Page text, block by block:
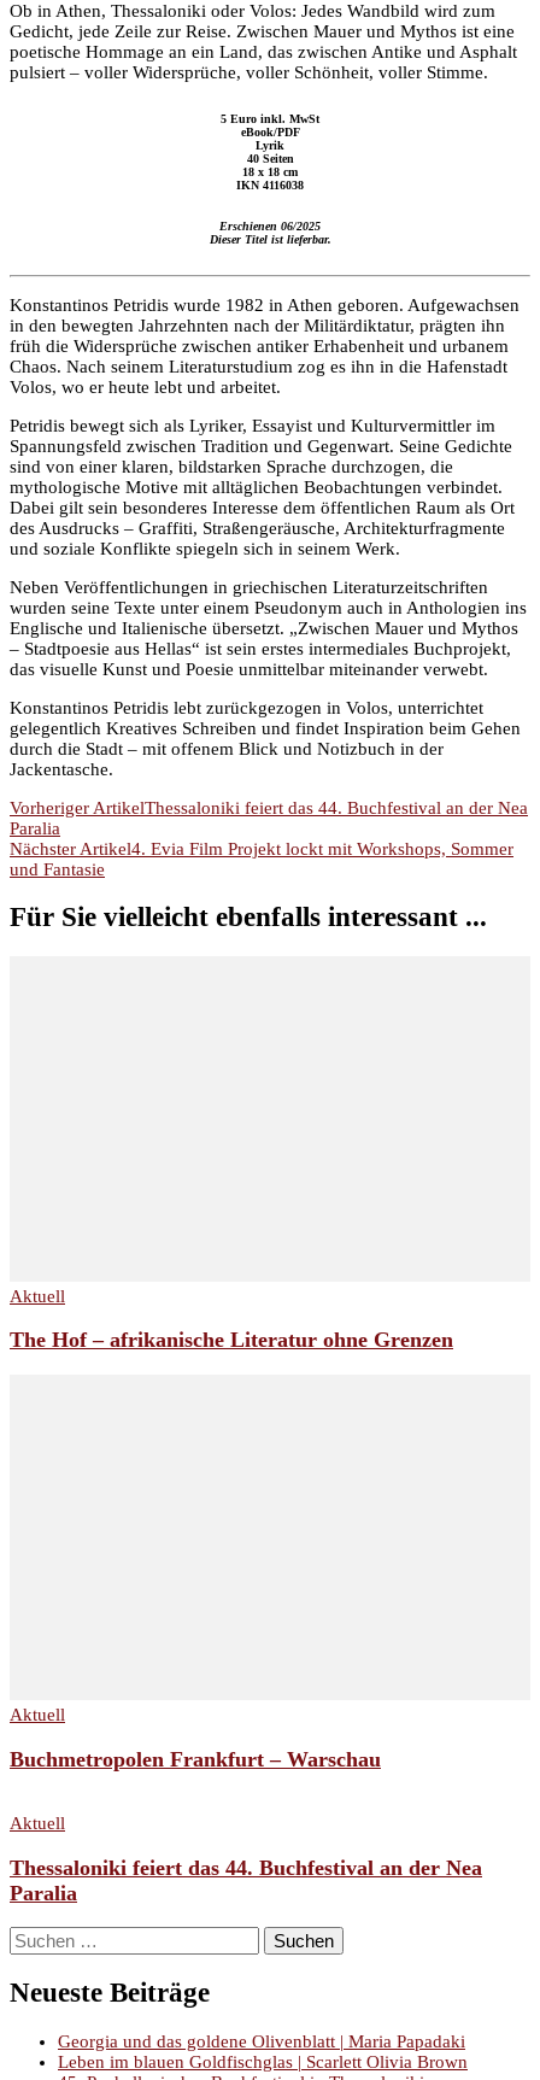
Ob in Athen, Thessaloniki oder Volos: Jedes Wandbild wird zum
Gedicht, jede Zeile zur Reise. Zwischen Mauer und Mythos ist eine
poetische Hommage an ein Land, das zwischen Antike und Asphalt
pulsiert – voller Widersprüche, voller Schönheit, voller Stimme.
5 Euro inkl. MwSt
eBook/PDF
Lyrik
40 Seiten
18 x 18 cm
IKN 4116038
Erschienen 06/2025
Dieser Titel ist lieferbar.
Konstantinos Petridis wurde 1982 in Athen geboren. Aufgewachsen
in den bewegten Jahrzehnten nach der Militärdiktatur, prägten ihn
früh die Widersprüche zwischen antiker Erhabenheit und urbanem
Chaos. Nach seinem Literaturstudium zog es ihn in die Hafenstadt
Volos, wo er heute lebt und arbeitet.
Petridis bewegt sich als Lyriker, Essayist und Kulturvermittler im
Spannungsfeld zwischen Tradition und Gegenwart. Seine Gedichte
sind von einer klaren, bildstarken Sprache durchzogen, die
mythologische Motive mit alltäglichen Beobachtungen verbindet.
Dabei gilt sein besonderes Interesse dem öffentlichen Raum als Ort
des Ausdrucks – Graffiti, Straßengeräusche, Architekturfragmente
und soziale Konflikte spiegeln sich in seinem Werk.
Neben Veröffentlichungen in griechischen Literaturzeitschriften
wurden seine Texte unter einem Pseudonym auch in Anthologien ins
Englische und Italienische übersetzt. „Zwischen Mauer und Mythos
– Stadtpoesie aus Hellas“ ist sein erstes intermediales Buchprojekt,
das visuelle Kunst und Poesie unmittelbar miteinander verwebt.
Konstantinos Petridis lebt zurückgezogen in Volos, unterrichtet
gelegentlich Kreatives Schreiben und findet Inspiration beim Gehen
durch die Stadt – mit offenem Blick und Notizbuch in der
Jackentasche.
Beitragsnavigation
Vorheriger ArtikelThessaloniki feiert das 44. Buchfestival an der Nea
Paralia
Nächster Artikel4. Evia Film Projekt lockt mit Workshops, Sommer
und Fantasie
Für Sie vielleicht ebenfalls interessant ...
Aktuell
The Hof – afrikanische Literatur ohne Grenzen
Aktuell
Buchmetropolen Frankfurt – Warschau
Aktuell
Thessaloniki feiert das 44. Buchfestival an der Nea
Paralia
Suchen
nach:
Neueste Beiträge
Georgia und das goldene Olivenblatt | Maria Papadaki
Leben im blauen Goldfischglas | Scarlett Olivia Brown